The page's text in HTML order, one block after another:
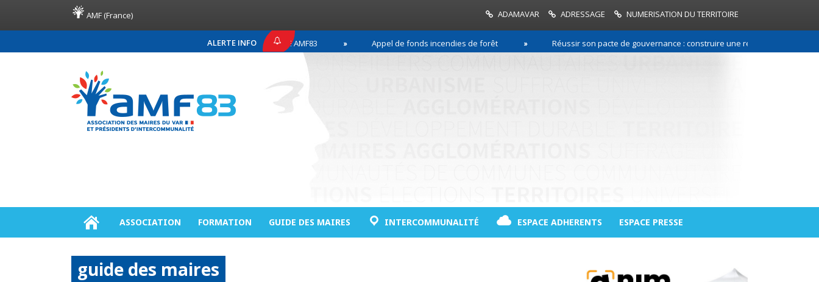
AMF (France) ADAMAVAR ADRESSAGE NUMERISATION DU TERRITOIRE
ALERTE INFO
COMMUNIQUÉ DE PRESSE AMF83 Appel de fonds incendies de forêt Réussir son pacte de gouvernance : construire une relation de confiance
ASSOCIATION FORMATION GUIDE DES MAIRES INTERCOMMUNALITÉ ESPACE ADHERENTS ESPACE PRESSE
guide des maires